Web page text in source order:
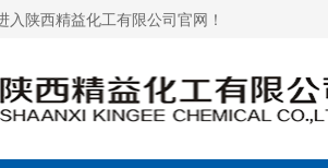
入陕西精益化工有限公司官网！